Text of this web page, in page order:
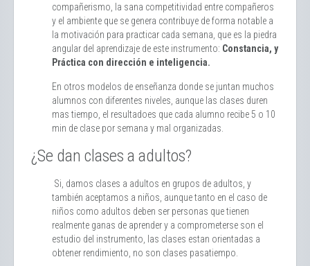
compañerismo, la sana competitividad entre compañeros
y el ambiente que se genera contribuye de forma notable a
la motivación para practicar cada semana, que es la piedra
angular del aprendizaje de este instrumento: Constancia, y
Práctica con dirección e inteligencia.
En otros modelos de enseñanza donde se juntan muchos
alumnos con diferentes niveles, aunque las clases duren
mas tiempo, el resultadoes que cada alumno recibe 5 o 10
min de clase por semana y mal organizadas.
¿Se dan clases a adultos?
Si, damos clases a adultos en grupos de adultos, y
también aceptamos a niños, aunque tanto en el caso de
niños como adultos deben ser personas que tienen
realmente ganas de aprender y a comprometerse son el
estudio del instrumento, las clases estan orientadas a
obtener rendimiento, no son clases pasatiempo.